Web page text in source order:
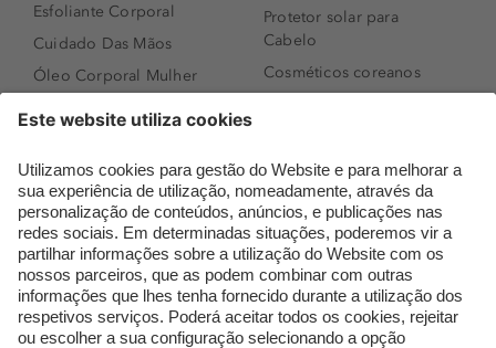
Esfoliante Corporal
Cuidado Das Mãos
Óleo Corporal Mulher
Sérum de Rosto
Body mist & Spray
corporal
Produtos para Cabelo
Homem
Espuma de Limpeza
Facial
Protetor solar para
Cabelo
Cosméticos coreanos
Perfumes árabes
Novidades
Melhores Perfumes
Femininos
TOP 10: Perfumes
Masculinos
Pestanas Postiças